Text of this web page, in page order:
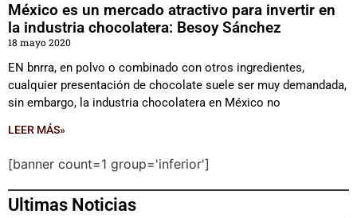
México es un mercado atractivo para invertir en
la industria chocolatera: Besoy Sánchez
18 mayo 2020
EN bnrra, en polvo o combinado con otros ingredientes,
cualquier presentación de chocolate suele ser muy demandada,
sin embargo, la industria chocolatera en México no
LEER MÁS»
[banner count=1 group='inferior']
Ultimas Noticias